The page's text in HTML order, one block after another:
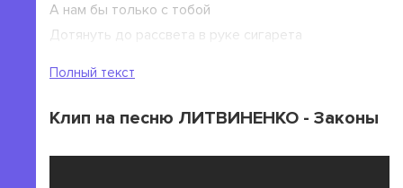
А нам бы только с тобой
Дотянуть до рассвета в руке сигарета
Полный текст
Клип на песню ЛИТВИНЕНКО - Законы